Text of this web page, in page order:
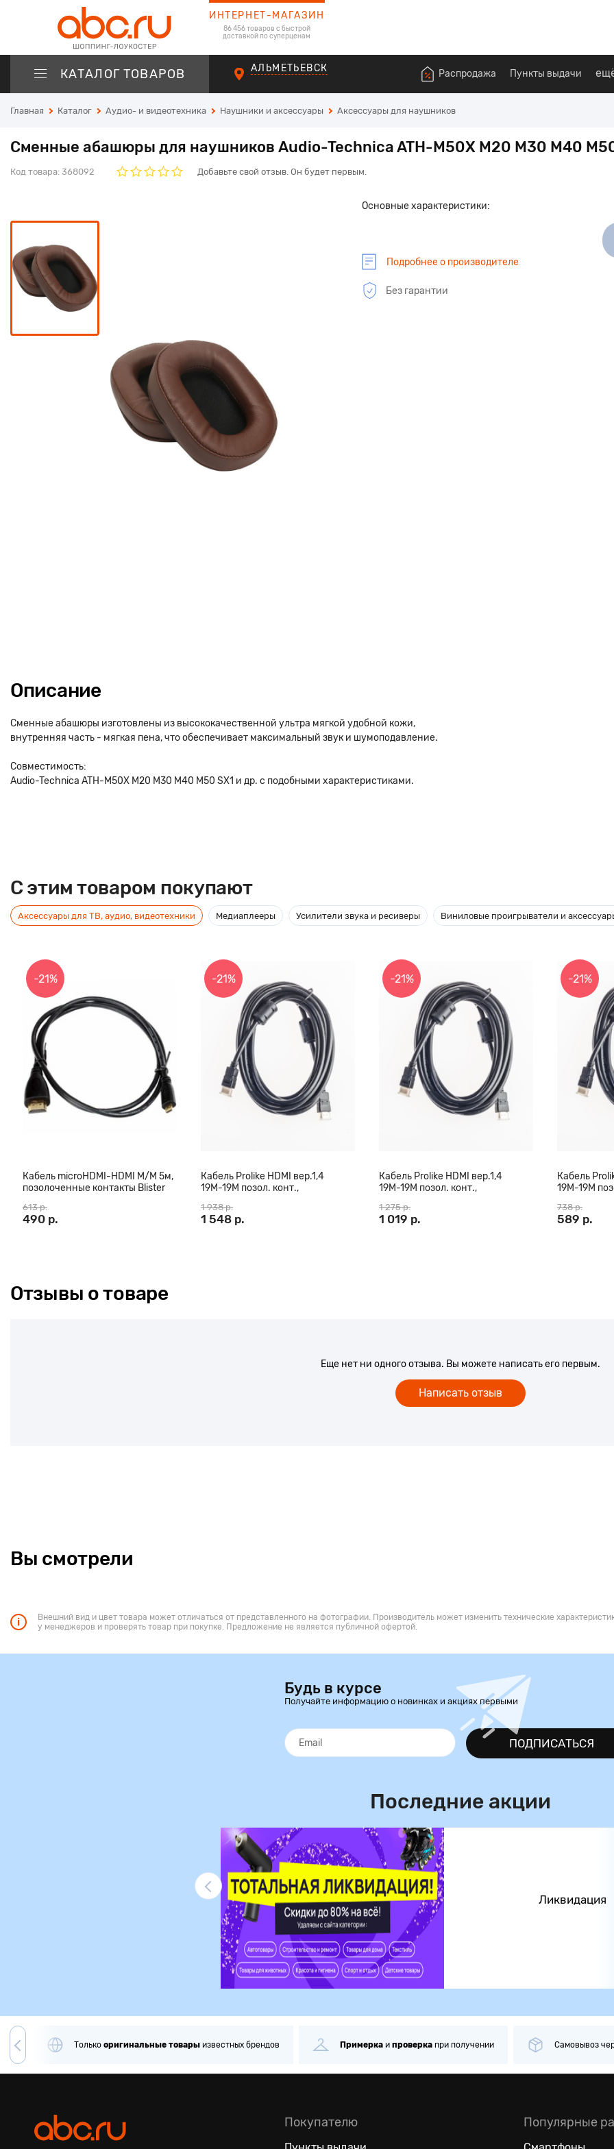
ИНТЕРНЕТ-МАГАЗИН
86 456 товаров с быстрой
доставкой по суперценам
КАТАЛОГ ТОВАРОВ АЛЬМЕТЬЕВСК Распродажа Пункты выдачи
Главная Каталог Аудио- и видеотехника Наушники и аксессуары Аксессуары для наушников
Сменные абашюры для наушников Audio-Technica ATH-M50X M20 M30 M40
Код товара: 368092 Добавьте свой отзыв. Он будет первым.
Основные характеристики:
Подробнее о производителе
Без гарантии
Описание
Сменные абашюры изготовлены из высококачественной ультра мягкой удобной кожи,
внутренняя часть - мягкая пена, что обеспечивает максимальный звук и шумоподавление.
Совместимость:
Audio-Technica ATH-M50X M20 M30 M40 M50 SX1 и др. с подобными характеристиками.
C этим товаром покупают
Аксессуары для ТВ, аудио, видеотехники Медиаплееры Усилители звука и ресиверы Виниловые проигрыватели и
-21%
Кабель microHDMI-HDMI M/M 5м,
позолоченные контакты Blister
613 р.
490 р.
-21%
Кабель Prolike HDMI вер.1,4
19М-19М позол. конт.,
1 938 р.
1 548 р.
-21%
Кабель Prolike HDMI вер.1,4
19М-19М позол. конт.,
1 275 р.
1 019 р.
-21%
Кабель
19М-19М
738 р.
589 р.
Отзывы о товаре
Еще нет ни одного отзыва. Вы можете написать его первым.
Написать отзыв
Вы смотрели
Внешний вид и цвет товара может отличаться от представленного на фотографии. Производитель может изменить технические
у менеджеров и проверять товар при покупке. Предложение не является публичной офертой.
Будь в курсе
Получайте информацию о новинках и акциях первыми
ПОДПИСАТЬСЯ
Последние акции
Ликвидация
Только оригинальные товары известных брендов Примерка и проверка при получении Самовывоз
Покупателю Популярные